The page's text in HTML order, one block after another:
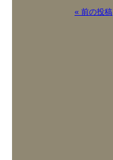
« 前の投稿